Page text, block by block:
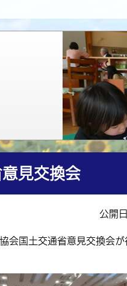
見交換会
公開
国土交通省意見交換会が